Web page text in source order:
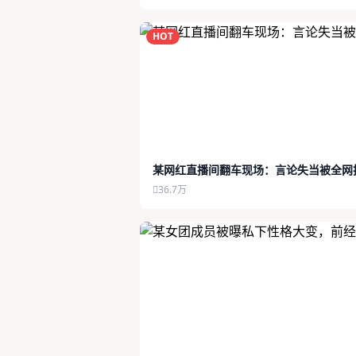
HOT
某网红直播间翻车现场：言论失当被全网
36.7万